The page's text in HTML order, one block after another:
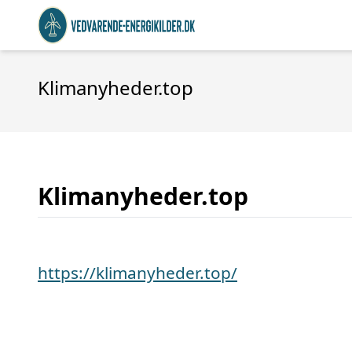
Klimanyheder.top
Klimanyheder.top
https://klimanyheder.top/